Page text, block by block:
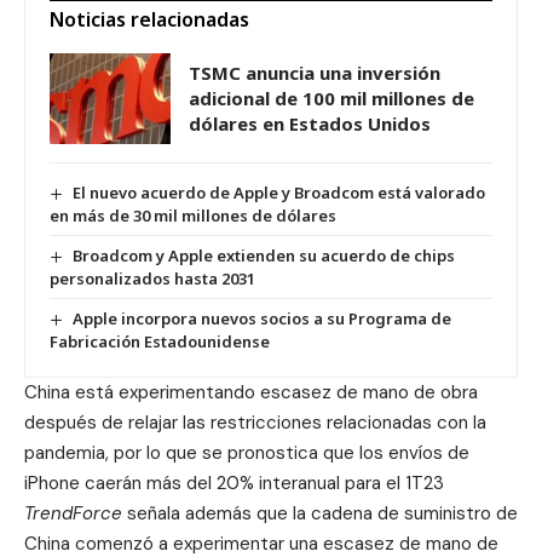
Noticias relacionadas
TSMC anuncia una inversión
adicional de 100 mil millones de
dólares en Estados Unidos
El nuevo acuerdo de Apple y Broadcom está valorado
en más de 30 mil millones de dólares
Broadcom y Apple extienden su acuerdo de chips
personalizados hasta 2031
Apple incorpora nuevos socios a su Programa de
Fabricación Estadounidense
China está experimentando escasez de mano de obra
después de relajar las restricciones relacionadas con la
pandemia, por lo que se pronostica que los envíos de
iPhone caerán más del 20% interanual para el 1T23
TrendForce señala además que la cadena de suministro de
China comenzó a experimentar una escasez de mano de